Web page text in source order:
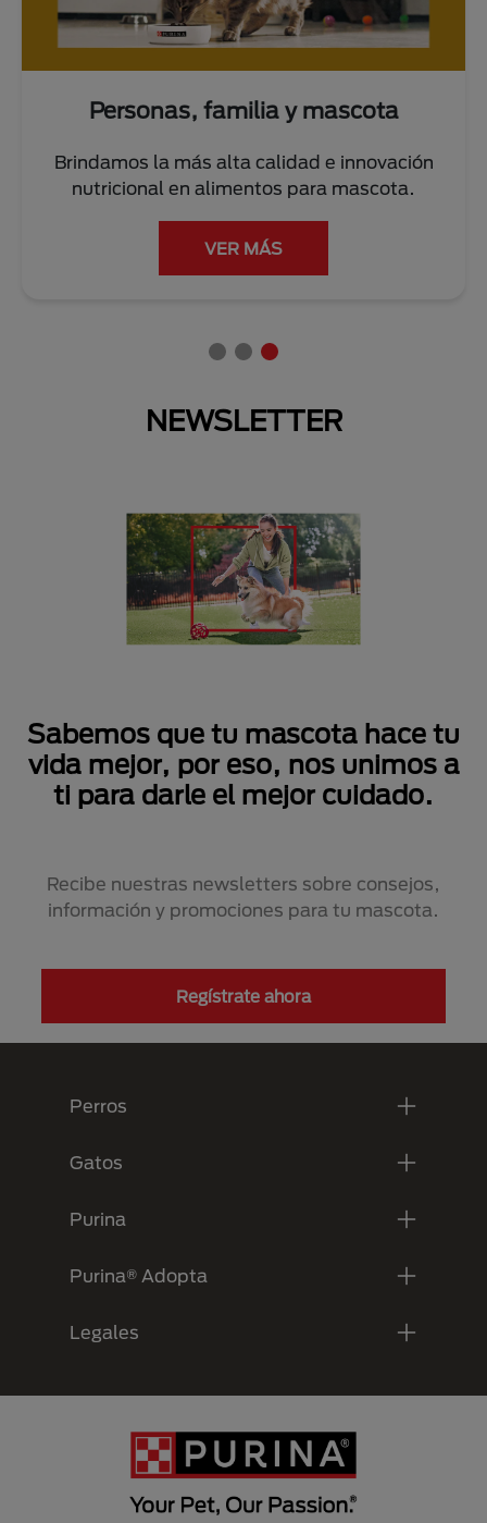
Personas, familia y mascota
Brindamos la más alta calidad e innovación
nutricional en alimentos para mascota.
VER MÁS
NEWSLETTER
Sabemos que tu mascota hace tu
vida mejor, por eso, nos unimos a
ti para darle el mejor cuidado.
Recibe nuestras newsletters sobre consejos,
información y promociones para tu mascota.
Regístrate ahora
Perros
Gatos
Purina
Purina® Adopta
Legales